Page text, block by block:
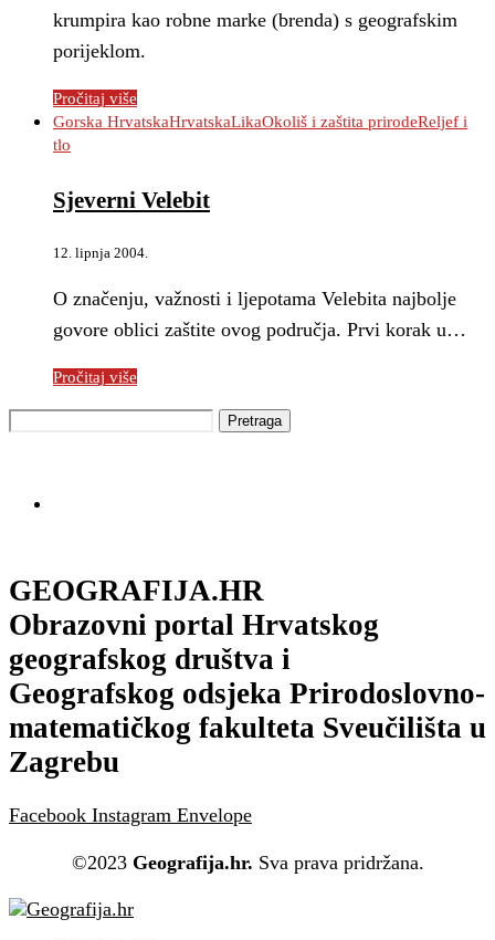
krumpira kao robne marke (brenda) s geografskim
porijeklom.
Pročitaj više
Gorska HrvatskaHrvatskaLikaOkoliš i zaštita prirodeReljef i
tlo
Sjeverni Velebit
12. lipnja 2004.
O značenju, važnosti i ljepotama Velebita najbolje
govore oblici zaštite ovog područja. Prvi korak u…
Pročitaj više
GEOGRAFIJA.HR
Obrazovni portal Hrvatskog
geografskog društva i
Geografskog odsjeka Prirodoslovno-
matematičkog fakulteta Sveučilišta u
Zagrebu
Facebook Instagram Envelope
©2023 Geografija.hr. Sva prava pridržana.